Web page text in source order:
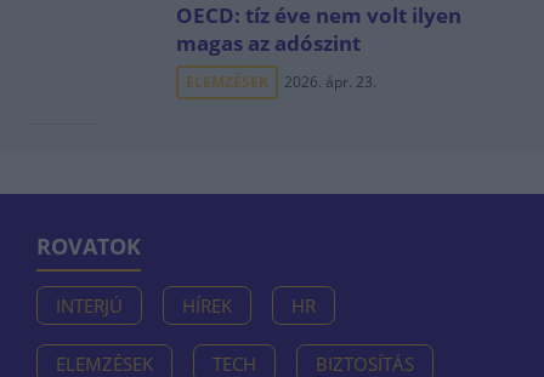
OECD: tíz éve nem volt ilyen
magas az adószint
ELEMZÉSEK 2026. ápr. 23.
ROVATOK
INTERJÚ HÍREK HR
ELEMZÉSEK TECH BIZTOSÍTÁS